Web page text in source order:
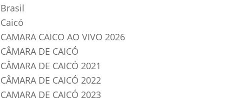
Brasil
Caicó
CAMARA CAICO AO VIVO 2026
CÂMARA DE CAICÓ
CÂMARA DE CAICÓ 2021
CÂMARA DE CAICÓ 2022
CAMARA DE CAICÓ 2023